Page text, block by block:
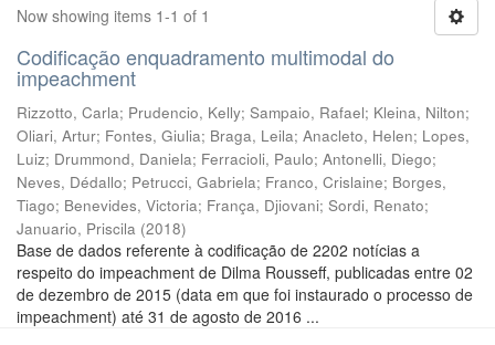
Now showing items 1-1 of 1
Codificação enquadramento multimodal do
impeachment
Rizzotto, Carla; Prudencio, Kelly; Sampaio, Rafael; Kleina, Nilton;
Oliari, Artur; Fontes, Giulia; Braga, Leila; Anacleto, Helen; Lopes,
Luiz; Drummond, Daniela; Ferracioli, Paulo; Antonelli, Diego;
Neves, Dédallo; Petrucci, Gabriela; Franco, Crislaine; Borges,
Tiago; Benevides, Victoria; França, Djiovani; Sordi, Renato;
Januario, Priscila (2018)
Base de dados referente à codificação de 2202 notícias a
respeito do impeachment de Dilma Rousseff, publicadas entre 02
de dezembro de 2015 (data em que foi instaurado o processo de
impeachment) até 31 de agosto de 2016 ...